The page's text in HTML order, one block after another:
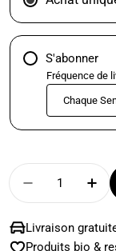
S'abonner
Fréquence de
Quantité
Diminuer
Livraison
Produits bio &